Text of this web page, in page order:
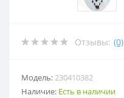
Отзывы: (0)
Модель:230410382
Наличие: Есть в наличии